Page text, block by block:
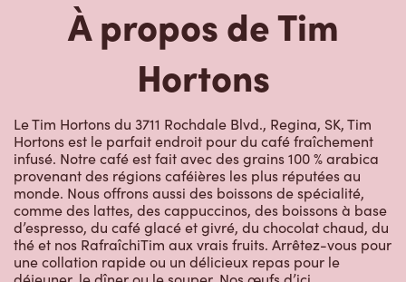
À propos de Tim
Hortons
Le Tim Hortons du 3711 Rochdale Blvd., Regina, SK, Tim
Hortons est le parfait endroit pour du café fraîchement
infusé. Notre café est fait avec des grains 100 % arabica
provenant des régions caféières les plus réputées au
monde. Nous offrons aussi des boissons de spécialité,
comme des lattes, des cappuccinos, des boissons à base
d’espresso, du café glacé et givré, du chocolat chaud, du
thé et nos RafraîchiTim aux vrais fruits. Arrêtez-vous pour
une collation rapide ou un délicieux repas pour le